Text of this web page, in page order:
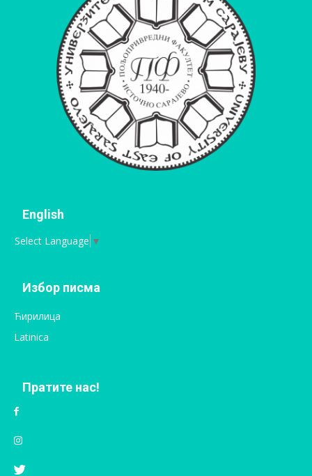
English
Select Language ▼
Избор писма
Ћирилица
Latinica
Пратите нас!